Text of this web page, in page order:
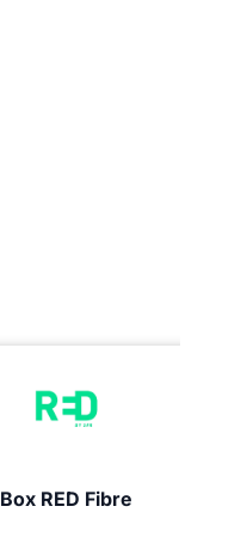
Box RED Fibre